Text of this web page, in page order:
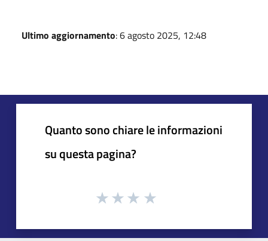
Ultimo aggiornamento: 6 agosto 2025, 12:48
Quanto sono chiare le informazioni
su questa pagina?